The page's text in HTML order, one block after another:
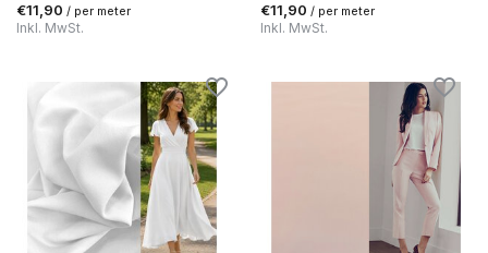
€11,90 / per meter
Inkl. MwSt.
€11,90 / per meter
Inkl. MwSt.